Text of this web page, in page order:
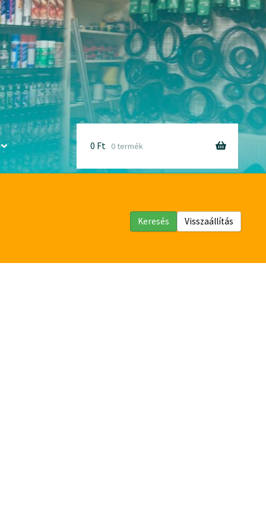
0 Ft 0 termék
Keresés Visszaállítás